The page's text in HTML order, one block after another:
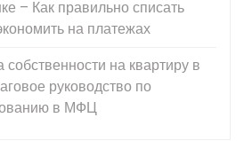
– Как правильно списать
на платежах
на квартиру в
руководство по
в МФЦ